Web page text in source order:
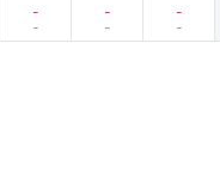
-
-
-
-
-
-